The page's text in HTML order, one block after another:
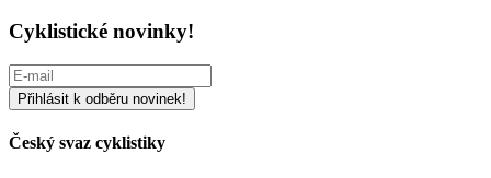
Cyklistické novinky!
Český svaz cyklistiky